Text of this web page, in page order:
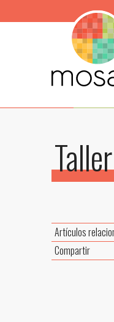
Artículos
Compartir